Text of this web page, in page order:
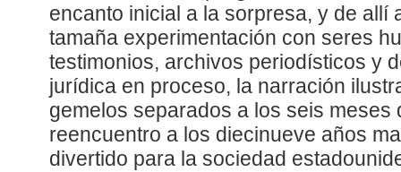
encanto inicial a la sorpresa, y de allí
tamaña experimentación con seres
testimonios, archivos periodísticos y
jurídica en proceso, la narración
gemelos separados a los seis meses
reencuentro a los diecinueve años
divertido para la sociedad